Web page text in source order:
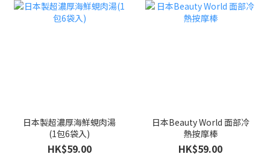
日本製超濃厚海鮮蜆肉湯
(1包6袋入)
HK$59.00
日本Beauty World 面部冷
熱按摩棒
HK$59.00